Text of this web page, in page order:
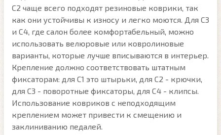
C2 чаще всего подходят резиновые коврики, так
как они устойчивы к износу и легко моются. Для C3
и C4, где салон более комфортабельный, можно
использовать велюровые или ковролиновые
варианты, которые лучше вписываются в интерьер.
Крепление должно соответствовать штатным
фиксаторам: для C1 это штырьки, для C2 - крючки,
для C3 - поворотные фиксаторы, для C4 - клипсы.
Использование ковриков с неподходящим
креплением может привести к смещению и
заклиниванию педалей.